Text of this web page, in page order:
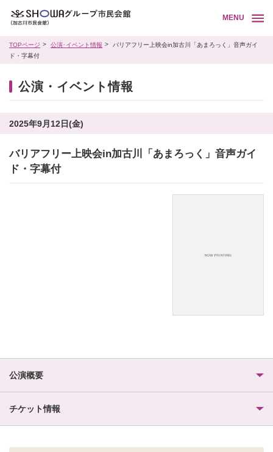
MENU
TOPページ 公演･イベント情報
バリアフリー上映会in加古川「あまろっく」音声ガイ
ド・字幕付
公演・イベント情報
2025年9月12日(金)
バリアフリー上映会in加古川「あまろっく」音声ガイ
ド・字幕付
公演概要
チケット情報